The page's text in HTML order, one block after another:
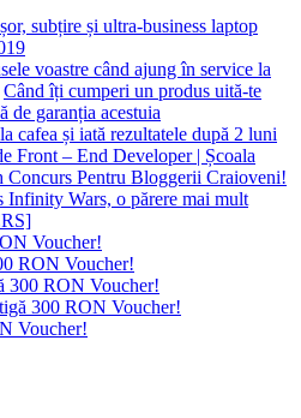
subțire și ultra-business laptop
voastre când ajung în service la
Când îți cumperi un produs uită-te
de garanția acestuia
cafea și iată rezultatele după 2 luni
Front – End Developer | Școala
Concurs Pentru Bloggerii Craioveni!
Infinity Wars, o părere mai mult
Voucher!
RON Voucher!
300 RON Voucher!
300 RON Voucher!
Voucher!